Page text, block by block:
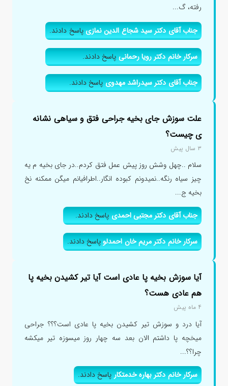
رفته، گ...
جناب آقای دکتر سید شجاع الدین نمازیپاسخ دادند.
سرکار خانم دکتر رویا رحمانیپاسخ دادند.
جناب آقای دکتر سیدراشد مهدویپاسخ دادند.
علت سوزش جای بخیه جراحی فتق و سیاهی نشانه
ی چیست؟
۳ سال پیش
سلام ..چهل وشش روز پیش عمل فتق کردم..در جای بخیه م یه
چیز سیاه رنگه..نمیدونم کبوده انگار..اطرافیانم میگن ممکنه نخ
بخیه ج...
جناب آقای دکتر مجتبی احمدیپاسخ دادند.
سرکار خانم دکتر مریم خان احمدلوپاسخ دادند.
آیا سوزش بخیه پا عادی است آیا تیر کشیدن بخیه پا
هم عادی هست؟
۴ ماه پیش
آیا درد و سوزش تیر کشیدن بخیه پا عادی است؟؟؟ جراحی
میخچه پا داشتم الان بعد سه چهار روز میسوزه تیر میکشه
چرا؟؟...
سرکار خانم دکتر بهاره خدمتکارپاسخ دادند.